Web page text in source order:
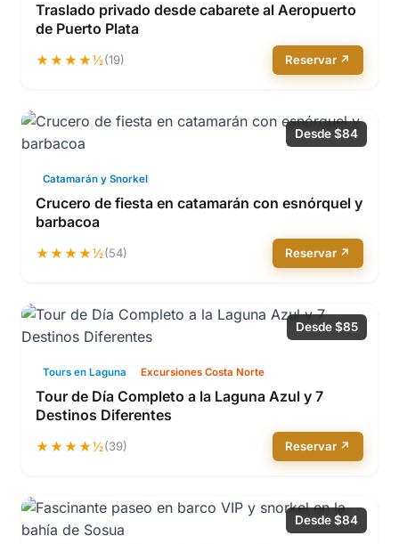
Traslado privado desde cabarete al Aeropuerto
de Puerto Plata
★★★★½(19) Reservar ↗
Desde $84
Catamarán y Snorkel
Crucero de fiesta en catamarán con esnórquel y
barbacoa
★★★★½(54) Reservar ↗
Desde $85
Tours en Laguna Excursiones Costa Norte
Tour de Día Completo a la Laguna Azul y 7
Destinos Diferentes
★★★★½(39) Reservar ↗
Desde $84